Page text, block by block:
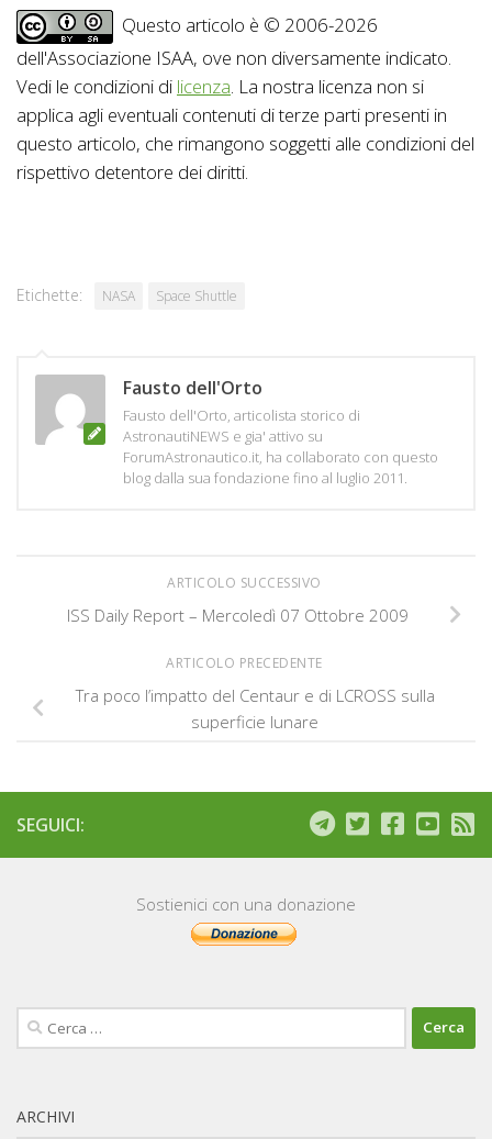
Questo articolo è © 2006-2026
dell'Associazione ISAA, ove non diversamente indicato.
Vedi le condizioni di licenza. La nostra licenza non si
applica agli eventuali contenuti di terze parti presenti in
questo articolo, che rimangono soggetti alle condizioni del
rispettivo detentore dei diritti.
Etichette: NASA Space Shuttle
Fausto dell'Orto
Fausto dell'Orto, articolista storico di
AstronautiNEWS e gia' attivo su
ForumAstronautico.it, ha collaborato con questo
blog dalla sua fondazione fino al luglio 2011.
ARTICOLO SUCCESSIVO
ISS Daily Report – Mercoledì 07 Ottobre 2009
ARTICOLO PRECEDENTE
Tra poco l’impatto del Centaur e di LCROSS sulla
superficie lunare
SEGUICI:
Sostienici con una donazione
Ricerca
per:
ARCHIVI